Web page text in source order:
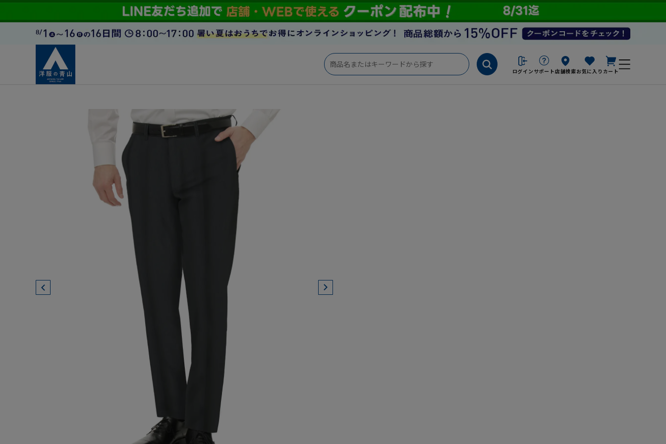
ログイン サポート店舗検索お気に入り カート